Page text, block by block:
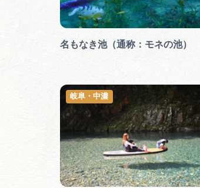
名もなき池（通称：モネの池）
岐阜・中濃